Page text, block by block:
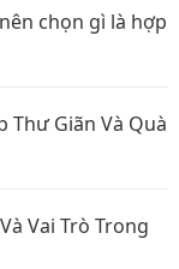
chọn gì là hợp
Thư Giãn Và Quà
Vai Trò Trong